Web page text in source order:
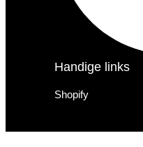
Handige links
Shopify